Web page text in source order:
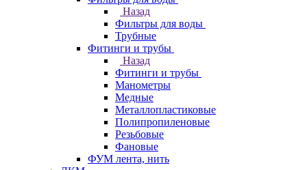
Назад
Фильтры для воды
Трубные
Фитинги и трубы
Назад
Фитинги и трубы
Манометры
Медные
Металлопластиковые
Полипропиленовые
Резьбовые
Фановые
ФУМ лента, нить